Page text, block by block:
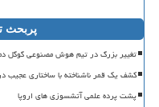
پربحث
تغییر بزرگ در تیم هوش مصنوعی گوگل
کشف یک قمر ناشناخته با ساختاری عجیب
پشت پرده علمی آتشسوزی های اروپا